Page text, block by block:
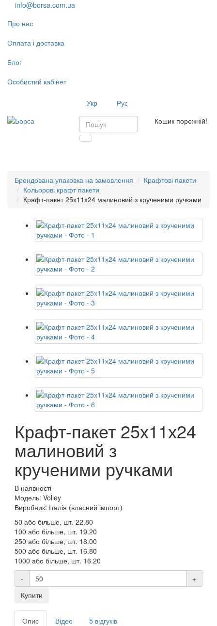
info@borsa.com.ua
Про нас
Оплата і доставка
Блог
Особистий кабінет
Укр
Рус
Кошик порожній!
Брендована упаковка на замовлення
Крафтові пакети
Кольорові крафт пакети
Крафт-пакет 25х11х24 малиновий з крученими ручками
Крафт-пакет 25х11х24
малиновий з
крученими ручками
В наявності
Модель: Volley
Виробник: Італія (власний імпорт)
50 або більше, шт. 22.80
100 або більше, шт. 19.20
250 або більше, шт. 18.00
500 або більше, шт. 16.80
1000 або більше, шт. 16.20
-
+
Купити
Опис Відео
5 відгуків